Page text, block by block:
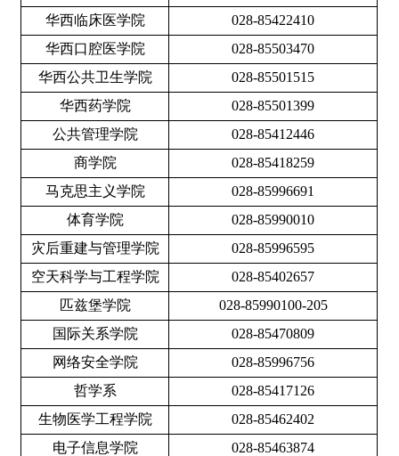
华西临床医学院
028-85422410
华西口腔医学院
028-85503470
华西公共卫生学院
028-85501515
华西药学院
028-85501399
公共管理学院
028-85412446
商学院
028-85418259
马克思主义学院
028-85996691
体育学院
028-85990010
灾后重建与管理学院
028-85996595
空天科学与工程学院
028-85402657
匹兹堡学院
028-85990100-205
国际关系学院
028-85470809
网络安全学院
028-85996756
哲学系
028-85417126
生物医学工程学院
028-85462402
电子信息学院
028-85463874